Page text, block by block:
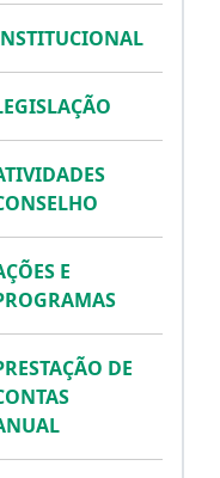
E
DE